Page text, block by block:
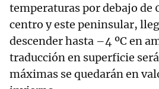
temperaturas por debajo de
centro y este peninsular,
descender hasta –4 ºC en
traducción en superficie
máximas se quedarán en